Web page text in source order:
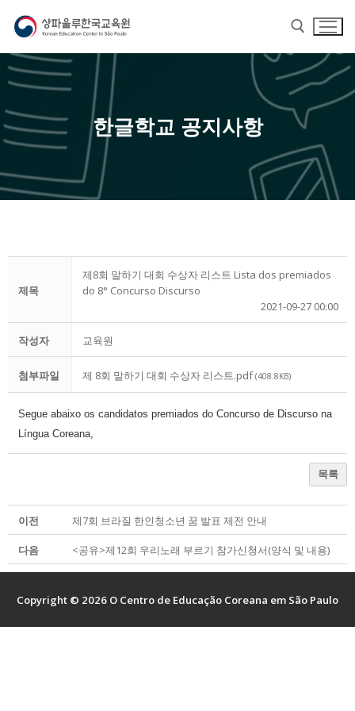
교육원 소개
교육원 소개
교육원장 인사말
교육원 연혁 및 현황
위치 및 연락처
한국어
한국어
한국어교실
TOPIK
한국문화교실
한글학교
한글학교
한글학교 소개
한글학교 공지사항
한글학교 행사 사진
유학 및 취업
유학 및 취업
유학 및 취업 정보 안내
한국유학
유학자료
현지 교육제도 소개
알림마당
알림마당
공지사항
행사사진
한국어
한국어
Português
한글학교 공지사항
제목
제8회 말하기 대회 수상자 리스트 Lista dos premiados
do 8° Concurso Discurso
2021-09-27 00:00
작성자 교육원
첨부파일 제 8회 말하기 대회 수상자 리스트.pdf(408.8KB)
Segue abaixo os candidatos premiados do Concurso de Discurso na
Língua Coreana,
목록
이전 제7회 브라질 한인청소년 꿈 발표 제전 안내
다음 <공유>제12회 우리노래 부르기 참가신청서(양식 및 내용)
Copyright © 2026 O Centro de Educação Coreana em São Paulo